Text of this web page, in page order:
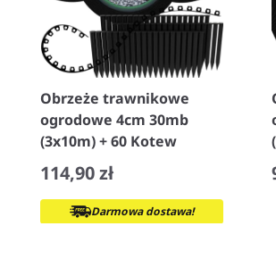
Obrzeże trawnikowe
ogrodowe 4cm 30mb
(3x10m) + 60 Kotew
114,90 zł
Darmowa dostawa!